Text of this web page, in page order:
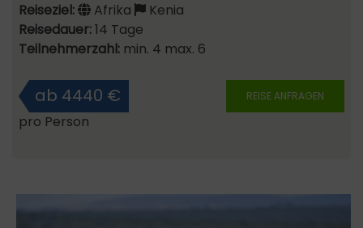
Reiseziel: Afrika
Kenia
Reisedauer:14 Tage
Teilnehmerzahl: min. 4 max. 6
REISE ANFRAGEN
ab 4440 €
pro Person